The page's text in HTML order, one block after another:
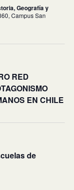
Geografía y
Campus San
RED
EN CHILE
de